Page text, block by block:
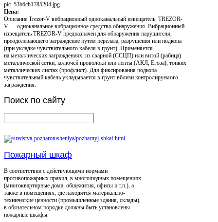
pic_53b6cb1785204.jpg
Цена:
Описание Trezor-V вибрационный одноканальный извещатель. TREZOR-
V — одноканальное вибрационное средство обнаружения. Вибрационный
извещатель TREZOR-V предназначен для обнаружения нарушителя,
преодолевающего заграждение путем перелаза, разрушения или подкопа
(при укладке чувствительного кабеля в грунт). Применяется
на металлических заграждениях: из сварной (ССЦП) или витой (рабица)
металлической сетки, колючей проволоки или ленты (АКЛ, Егоза), тонких
металлических листах (профлист). Для фиксирования подкопа
чувствительный кабель укладывается в грунт вблизи контролируемого
заграждения.
Поиск по сайту
Пожарный шкаф
В соответствии с действующими нормами
противопожарных правил, в многолюдных помещениях
(многоквартирные дома, общежития, офисы и т.п.), а
также в помещениях, где находятся материально-
технические ценности (промышленные здания, склады),
в обязательном порядке должны быть установлены
пожарные шкафы.